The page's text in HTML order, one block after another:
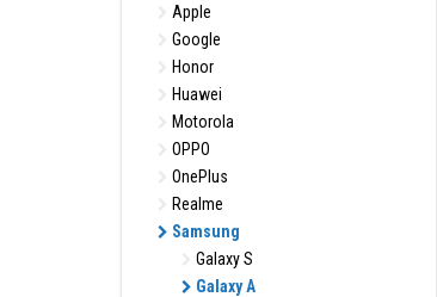
Apple
Google
Honor
Huawei
Motorola
OPPO
OnePlus
Realme
Samsung
Galaxy S
Galaxy A